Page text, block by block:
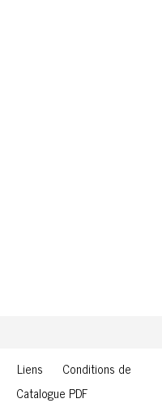
Liens
Conditions de
Catalogue PDF